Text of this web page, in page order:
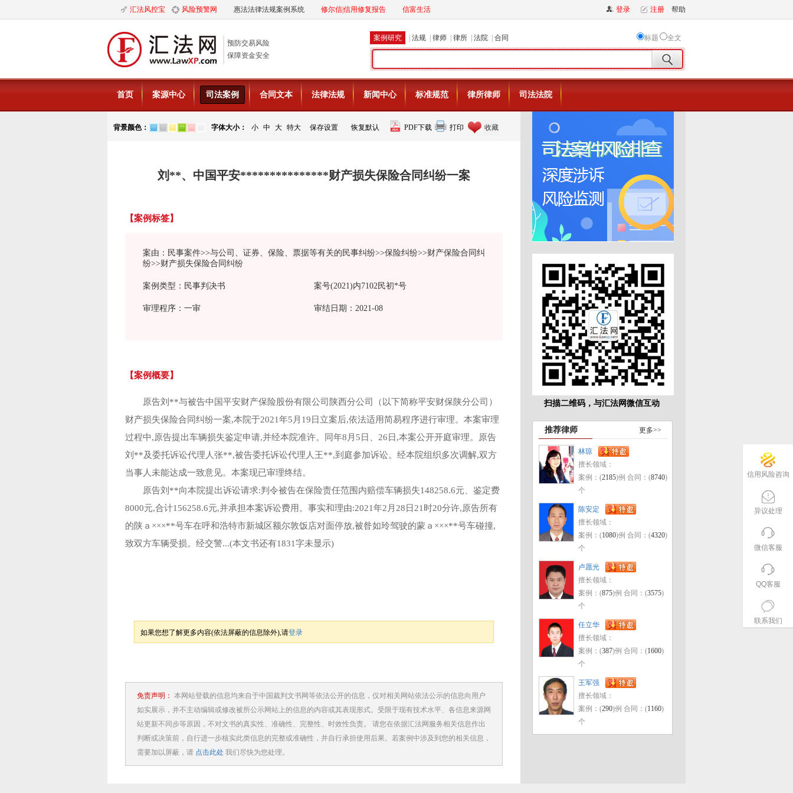
汇法风控宝 风险预警网 惠法法律法规案例系统 修尔信|信用修复报告 信富生活 登录 注册 帮助
预防交易风险
保障资金安全
案例研究 法规 律师 律所 法院 合同 标题 全文
首页 案源中心 司法案例 合同文本 法律法规 新闻中心 标准规范 律所律师 司法法院
背景颜色： 字体大小： 小 中 大 特大 保存设置 恢复默认 PDF下载 打印 收藏
刘**、中国平安***************财产损失保险合同纠纷一案
【案例标签】
案由：民事案件>>与公司、证券、保险、票据等有关的民事纠纷>>保险纠纷>>财产保险合同纠
纷>>财产损失保险合同纠纷
案例类型：民事判决书 案号(2021)内7102民初*号
审理程序：一审 审结日期：2021-08
【案例概要】
原告刘**与被告中国平安财产保险股份有限公司陕西分公司（以下简称平安财保陕分公司）
财产损失保险合同纠纷一案,本院于2021年5月19日立案后,依法适用简易程序进行审理。本案审理
过程中,原告提出车辆损失鉴定申请,并经本院准许。同年8月5日、26日,本案公开开庭审理。原告
刘**及委托诉讼代理人张**,被告委托诉讼代理人王**,到庭参加诉讼。经本院组织多次调解,双方
当事人未能达成一致意见。本案现已审理终结。
原告刘**向本院提出诉讼请求:判令被告在保险责任范围内赔偿车辆损失148258.6元、鉴定费
8000元,合计156258.6元,并承担本案诉讼费用。事实和理由:2021年2月28日21时20分许,原告所有
的陕ａ×××**号车在呼和浩特市新城区额尔敦饭店对面停放,被昝如玲驾驶的蒙ａ×××**号车碰撞,
致双方车辆受损。经交警...(本文书还有1831字未显示)
如果您想了解更多内容(依法屏蔽的信息除外),请登录
免责声明： 本网站登载的信息均来自于中国裁判文书网等依法公开的信息，仅对相关网站依法公示的信息向用户
如实展示，并不主动编辑或修改被所公示网站上的信息的内容或其表现形式。受限于现有技术水平、各信息来源网
站更新不同步等原因，不对文书的真实性、准确性、完整性、时效性负责。 请您在依据汇法网服务相关信息作出
判断或决策前，自行进一步核实此类信息的完整或准确性，并自行承担使用后果。若案例中涉及到您的相关信息，
需要加以屏蔽，请 点击此处 我们尽快为您处理。
扫描二维码，与汇法网微信互动
推荐律师 更多>>
林琼
擅长领域：
案例：(2185)例 合同：(8740)
个
陈安定
擅长领域：
案例：(1080)例 合同：(4320)
个
卢愿光
擅长领域：
案例：(875)例 合同：(3575)
个
任立华
擅长领域：
案例：(387)例 合同：(1600)
个
王军强
擅长领域：
案例：(290)例 合同：(1160)
个
信用风险咨询
异议处理
微信客服
QQ客服
联系我们